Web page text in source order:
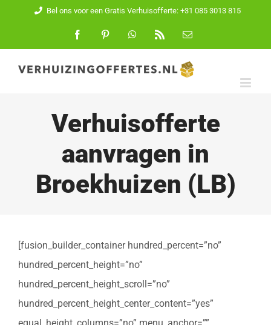
inhoud
Bel ons voor een Gratis Verhuisofferte: +31 085 3013 815
FacebookPinterest WhatsApp
E-
Verhuisofferte
aanvragen in
Broekhuizen (LB)
[fusion_builder_container hundred_percent=”no”
hundred_percent_height=”no”
hundred_percent_height_scroll=”no”
hundred_percent_height_center_content=”yes”